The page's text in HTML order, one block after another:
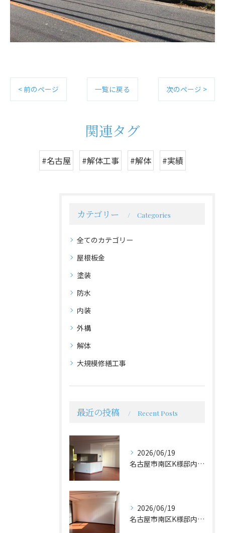
< 前のページ 一覧に戻る 次のページ >
関連タグ
#名古屋 #解体工事 #解体 #実績
カテゴリー Categories
全てのカテゴリー
屋根板金
塗装
防水
内装
外構
解体
大規模修繕工事
最近の投稿 Recent Posts
2026/06/19
名古屋市南区K様邸内装工事
2026/06/19
名古屋市南区K様邸内装工事